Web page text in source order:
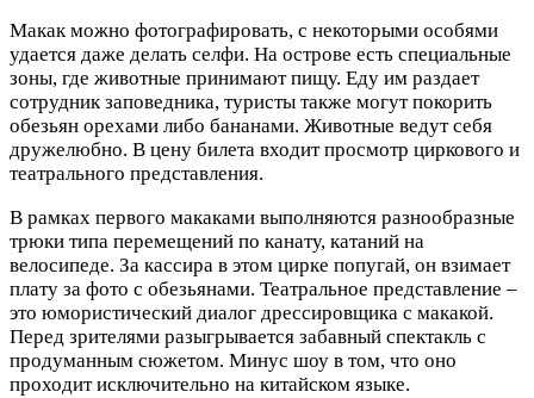
Макак можно фотографировать, с некоторыми особями
удается даже делать селфи. На острове есть специальные
зоны, где животные принимают пищу. Еду им раздает
сотрудник заповедника, туристы также могут покорить
обезьян орехами либо бананами. Животные ведут себя
дружелюбно. В цену билета входит просмотр циркового и
театрального представления.
В рамках первого макаками выполняются разнообразные
трюки типа перемещений по канату, катаний на
велосипеде. За кассира в этом цирке попугай, он взимает
плату за фото с обезьянами. Театральное представление –
это юмористический диалог дрессировщика с макакой.
Перед зрителями разыгрывается забавный спектакль с
продуманным сюжетом. Минус шоу в том, что оно
проходит исключительно на китайском языке.